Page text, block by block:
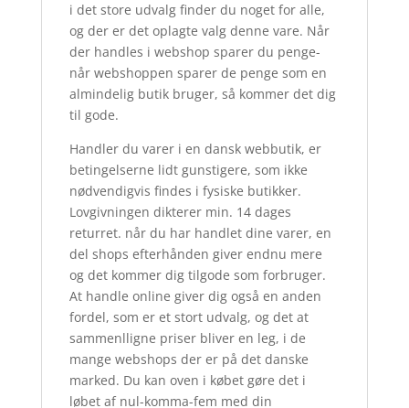
i det store udvalg finder du noget for alle,
og der er det oplagte valg denne vare. Når
der handles i webshop sparer du penge-
når webshoppen sparer de penge som en
almindelig butik bruger, så kommer det dig
til gode.
Handler du varer i en dansk webbutik, er
betingelserne lidt gunstigere, som ikke
nødvendigvis findes i fysiske butikker.
Lovgivningen dikterer min. 14 dages
returret. når du har handlet dine varer, en
del shops efterhånden giver endnu mere
og det kommer dig tilgode som forbruger.
At handle online giver dig også en anden
fordel, som er et stort udvalg, og det at
sammenlligne priser bliver en leg, i de
mange webshops der er på det danske
marked. Du kan oven i købet gøre det i
løbet af nul-komma-fem med din